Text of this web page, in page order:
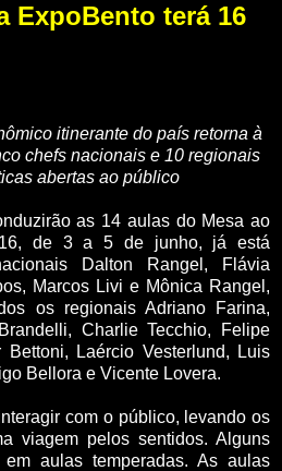
ExpoBento terá 16
itinerante do país retorna à
chefs nacionais e 10 regionais
abertas ao público
as 14 aulas do Mesa ao
de 3 a 5 de junho, já está
Dalton Rangel, Flávia
Marcos Livi e Mônica Rangel,
os regionais Adriano Farina,
Charlie Tecchio, Felipe
Bettoni, Laércio Vesterlund, Luis
Bellora e Vicente Lovera.
com o público, levando os
viagem pelos sentidos. Alguns
aulas temperadas. As aulas